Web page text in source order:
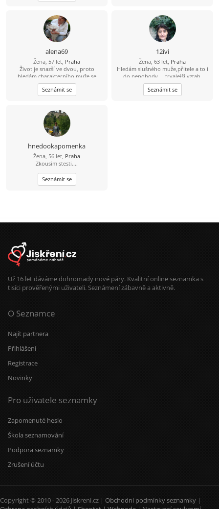
alena69
Žena, 57 let, Praha
Život je snazší ve dvou, proto
hledám charakterního muže se
smyslem pro humor, s kterým si
můžeme být oporou i v době, kdy
nám nebude do smíchu.
Seznámit se
12ivi
Žena, 63 let, Praha
Hledám slušného muže,přitele a to i
do nepohody.....trvalejší vztah.
Seznámit se
hnedookapomenka
Žena, 56 let, Praha
Zkousim stesti....
Seznámit se
Už 16 let dáváme dohromady nové páry. Kvalitní online seznamka s
tisíci prověřenými uživateli. Seznámení zábavně a aktivně.
O Seznamce
Najít partnera
Přihlášení
Registrace
Novinky
Pro uživatele seznamky
Zapomenuté heslo
Škola seznamování
Podpora seznamky
Zrušení účtu
Copyright © 2010 - 2026 Jiskreni.cz | Obchodní podmínky seznamky |